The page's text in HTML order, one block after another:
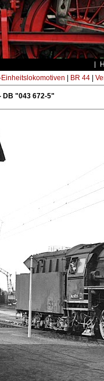
Einheitslokomotiven BR 44|
DB "043 672-5"